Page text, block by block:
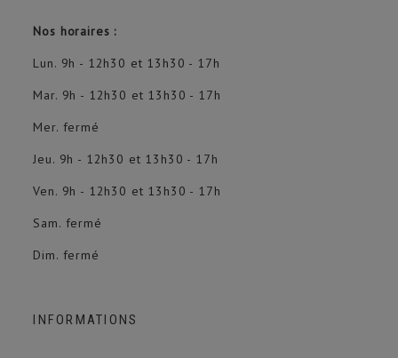
Nos horaires :
Lun. 9h - 12h30 et 13h30 - 17h
Mar. 9h - 12h30 et 13h30 - 17h
Mer. fermé
Jeu. 9h - 12h30 et 13h30 - 17h
Ven. 9h - 12h30 et 13h30 - 17h
Sam. fermé
Dim. fermé
INFORMATIONS